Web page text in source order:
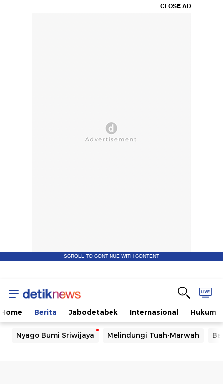
CLOSE AD
SCROLL TO CONTINUE WITH CONTENT
Home Berita Jabodetabek Internasional Hukum
Nyago Bumi Sriwijaya Melindungi Tuah-Marwah